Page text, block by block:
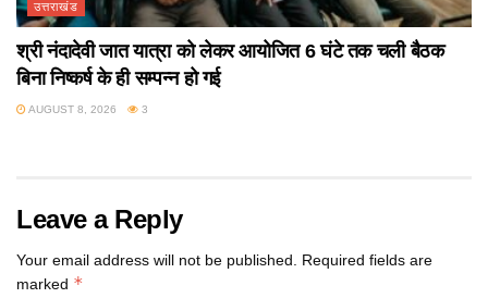
उत्तराखंड
श्री नंदादेवी जात यात्रा को लेकर आयोजित 6 घंटे तक चली बैठक
बिना निष्कर्ष के ही सम्पन्न हो गई
AUGUST 8, 2026 3
Leave a Reply
Your email address will not be published. Required fields are
marked *